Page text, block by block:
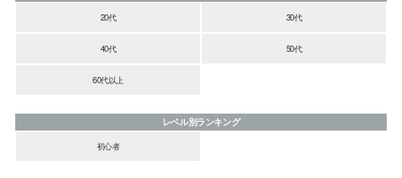
20代
30代
40代 50代
60代以上
レベル別ランキング
初心者